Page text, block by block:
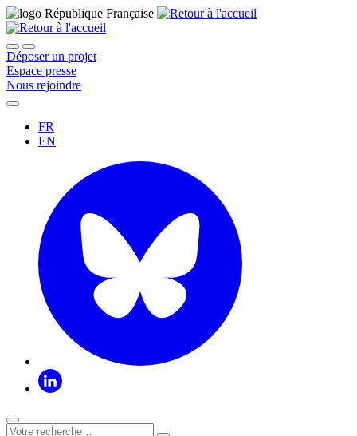
Déposer un projet
Espace presse
Nous rejoindre
FR
EN